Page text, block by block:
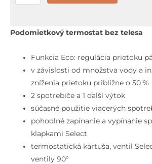
Axor
Termostat
omietku
spotrebiče,
chróm
Podomietkový termostat bez telesa
Funkcia Eco: regulácia prietoku
v závislosti od množstva vody a
zníženia prietoku približne o 50 %
2 spotrebiče a 1 ďalší výtok
súčasné použitie viacerých
pohodlné zapínanie a vypínanie
klapkami Select
termostatická kartuša, ventil
ventily 90°